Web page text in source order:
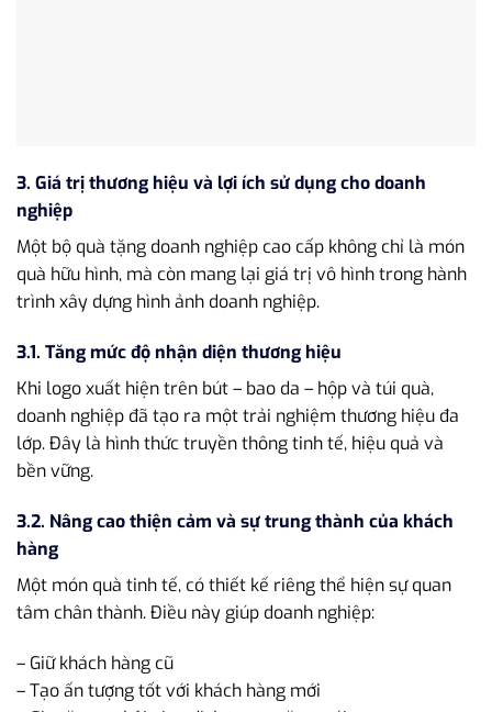
3. Giá trị thương hiệu và lợi ích sử dụng cho doanh
nghiệp
Một bộ quà tặng doanh nghiệp cao cấp không chỉ là món
quà hữu hình, mà còn mang lại giá trị vô hình trong hành
trình xây dựng hình ảnh doanh nghiệp.
3.1. Tăng mức độ nhận diện thương hiệu
Khi logo xuất hiện trên bút – bao da – hộp và túi quà,
doanh nghiệp đã tạo ra một trải nghiệm thương hiệu đa
lớp. Đây là hình thức truyền thông tinh tế, hiệu quả và
bền vững.
3.2. Nâng cao thiện cảm và sự trung thành của khách
hàng
Một món quà tinh tế, có thiết kế riêng thể hiện sự quan
tâm chân thành. Điều này giúp doanh nghiệp:
– Giữ khách hàng cũ
– Tạo ấn tượng tốt với khách hàng mới